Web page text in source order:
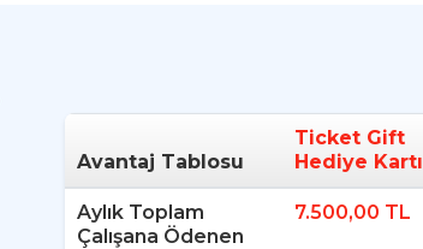
Avantaj Tablosu
Ticket Gift
Hediye Kartı
Aylık Toplam
Çalışana Ödenen
7.500,00 TL